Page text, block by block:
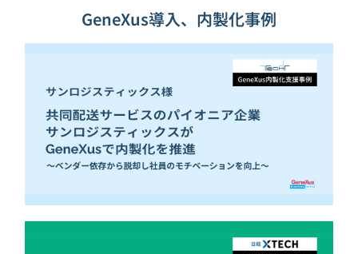
GeneXus導入、内製化事例